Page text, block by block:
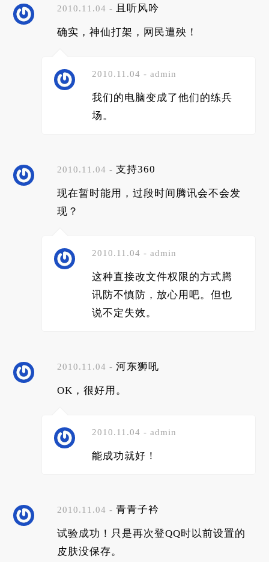
2010.11.04 - 且听风吟
确实，神仙打架，网民遭殃！
2010.11.04 - admin
我们的电脑变成了他们的练兵
场。
2010.11.04 - 支持360
现在暂时能用，过段时间腾讯会不会发
现？
2010.11.04 - admin
这种直接改文件权限的方式腾
讯防不慎防，放心用吧。但也
说不定失效。
2010.11.04 - 河东狮吼
OK，很好用。
2010.11.04 - admin
能成功就好！
2010.11.04 - 青青子衿
试验成功！只是再次登QQ时以前设置的
皮肤没保存。